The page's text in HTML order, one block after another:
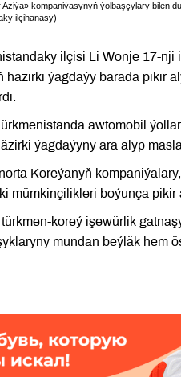
kompaniýasynyň ýolbaşçylary bilen
ilçihanasy)
ilçisi Li Wonje 17-nji
ýagdaýy barada pikir
awtomobil
ýagdaýyny ara alyp
Koreýanyň
mümkinçilikleri boýunça pikir
koreý işewürlik
mundan beýläk hem